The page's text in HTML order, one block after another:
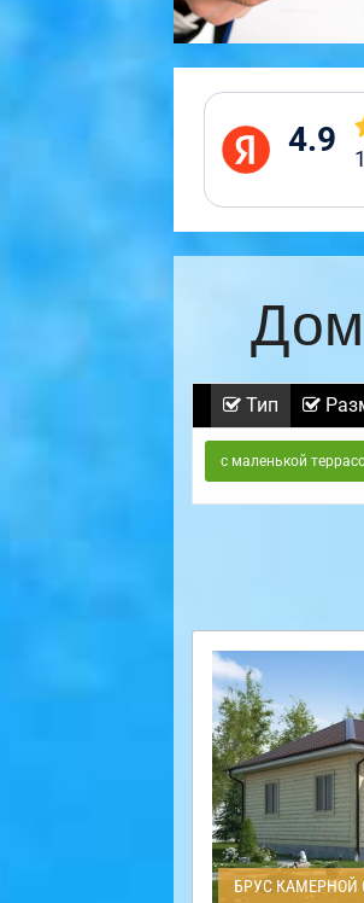
4.9
Тип
с маленькой
БРУС КАМЕРНОЙ